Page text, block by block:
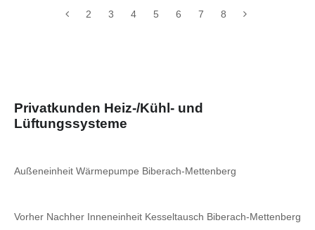
2 3 4 5 6 7 8
Privatkunden Heiz-/Kühl- und
Lüftungssysteme
Außeneinheit Wärmepumpe Biberach-Mettenberg
Vorher Nachher Inneneinheit Kesseltausch Biberach-Mettenberg